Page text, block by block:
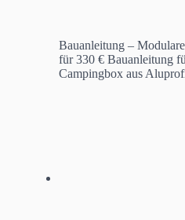
Bauanleitung –
für 330 € Bauanleitung
Campingbox aus